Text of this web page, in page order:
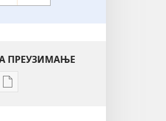
ПРЕУЗИМАЊЕ
Формати